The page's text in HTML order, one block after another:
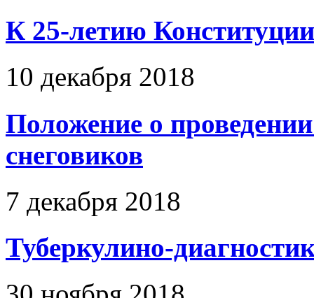
К 25-летию Конституции
10 декабря 2018
Положение о
снеговиков
7 декабря 2018
Туберкулино-